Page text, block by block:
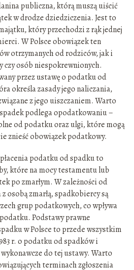
publiczna, którą muszą uiścić
w drodze dziedziczenia. Jest to
który przechodzi z rąk jednej
W Polsce obowiązek ten
otrzymanych od rodziców, jak i
czy osób niespokrewnionych.
przez ustawę o podatku od
określa zasady jego naliczania,
z jego uiszczaniem. Warto
podlega opodatkowaniu –
od podatku oraz ulgi, które mogą
znieść obowiązek podatkowy.
podatku od spadku to
które na mocy testamentu lub
po zmarłym. W zależności od
osobą zmarłą, spadkobiercy są
grup podatkowych, co wpływa
Podstawy prawne
w Polsce to przede wszystkim
r. o podatku od spadków i
do tej ustawy. Warto
terminach zgłoszenia